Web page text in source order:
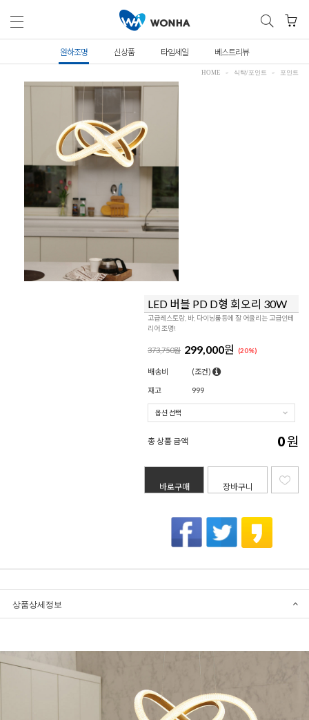
원하조명 신상품 타임세일 베스트리뷰
HOME 식탁/포인트 포인트
LED 버블 PD D형 회오리 30W
고급레스토랑, 바, 다이닝룸등에 잘 어울리는 고급인테
리어 조명!
373,750원 299,000원 (20%)
배송비 (조건)
재고 999
총 상품 금액 0원
바로구매 장바구니
상품상세정보